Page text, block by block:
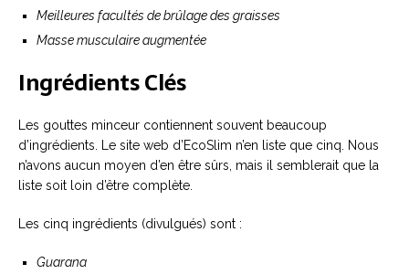
Meilleures facultés de brûlage des graisses
Masse musculaire augmentée
Ingrédients Clés
Les gouttes minceur contiennent souvent beaucoup
d’ingrédients. Le site web d’EcoSlim n’en liste que cinq. Nous
n’avons aucun moyen d’en être sûrs, mais il semblerait que la
liste soit loin d’être complète.
Les cinq ingrédients (divulgués) sont :
Guarana